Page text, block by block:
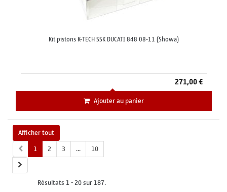
Kit pistons K-TECH SSK DUCATI 848 08-11 (Showa)
271,00 €
Ajouter au panier
Afficher tout
1
2 3 ... 10
Résultats 1 - 20 sur 187.